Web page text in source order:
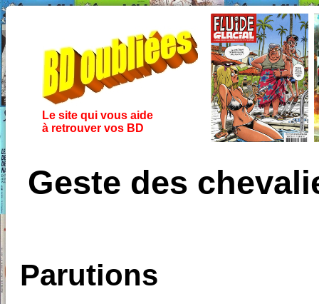
Le site qui vous aide
à retrouver vos BD
Geste des
Parutions